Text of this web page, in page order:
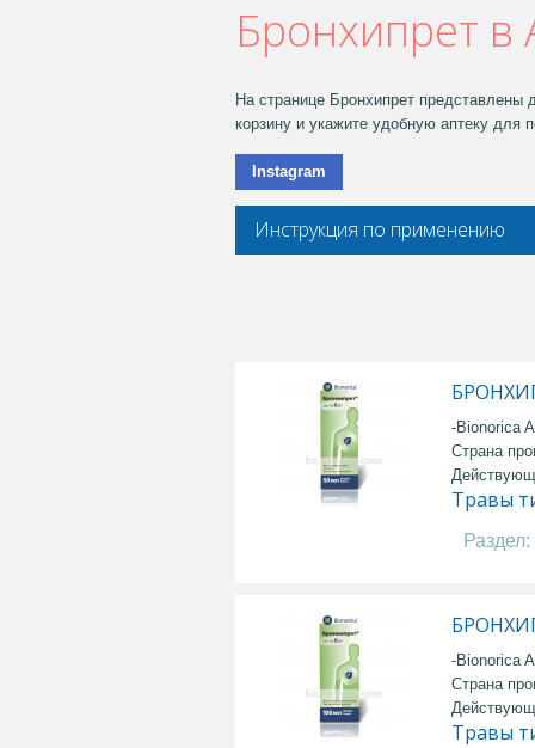
Бронхипрет в
На странице Бронхипрет представлены
корзину и укажите удобную аптеку для
Instagram
Инструкция по применению
-Bionorica
Страна
Травы
Раздел:
-Bionorica
Страна
Травы